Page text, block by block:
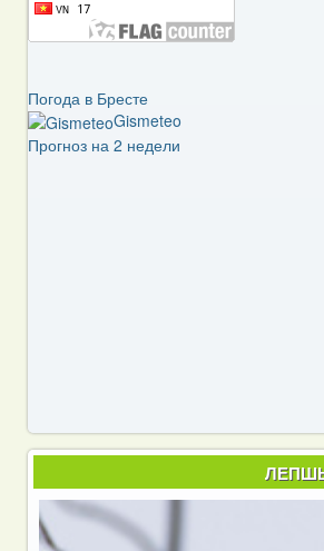
Погода в Бресте
Gismeteo
Прогноз на 2 недели